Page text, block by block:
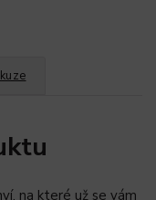
na které už se vám